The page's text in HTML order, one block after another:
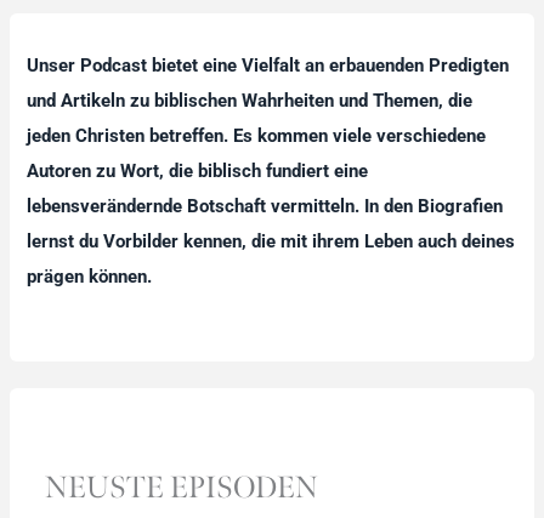
Unser Podcast bietet eine Vielfalt an erbauenden Predigten
und Artikeln zu biblischen Wahrheiten und Themen, die
jeden Christen betreffen. Es kommen viele verschiedene
Autoren zu Wort, die biblisch fundiert eine
lebensverändernde Botschaft vermitteln. In den Biografien
lernst du Vorbilder kennen, die mit ihrem Leben auch deines
prägen können.
NEUSTE EPISODEN